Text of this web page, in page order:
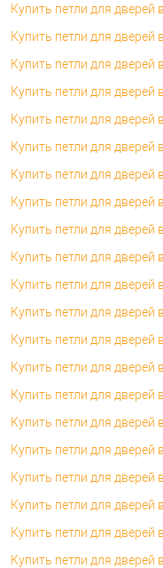
Купить петли для дверей
Купить петли для дверей
Купить петли для дверей
Купить петли для дверей
Купить петли для дверей
Купить петли для дверей
Купить петли для дверей
Купить петли для дверей
Купить петли для дверей
Купить петли для дверей
Купить петли для дверей
Купить петли для дверей
Купить петли для дверей
Купить петли для дверей
Купить петли для дверей
Купить петли для дверей
Купить петли для дверей
Купить петли для дверей
Купить петли для дверей
Купить петли для дверей
Купить петли для